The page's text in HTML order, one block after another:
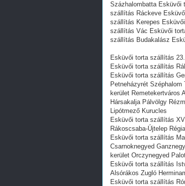
Százhalombatta Esküvői
szállítás Ráckeve
szállítás Kerepes
szállítás Vác Esküvői
szállítás Budakalász
Esküvői torta szállítás
Esküvői torta szállítás
Esküvői torta szállítás
Petneházyrét
kerület Remetekertváros
Hársakalja Pálvölgy
Lipótmező Kurucles
Esküvői torta szállítás
Rákoscsaba-Újtelep
Esküvői torta szállítás
Csarnoknegyed
kerület Orczynegyed
Esküvői torta szállítás
Alsórákos Zugló
Esküvői torta szállítás